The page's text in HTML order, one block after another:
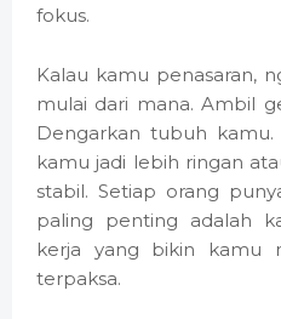
fokus.
Kalau kamu penasaran,
mulai dari mana. Ambil
Dengarkan tubuh
kamu jadi lebih ringan
stabil. Setiap orang
paling penting adalah
kerja yang bikin kamu
terpaksa.